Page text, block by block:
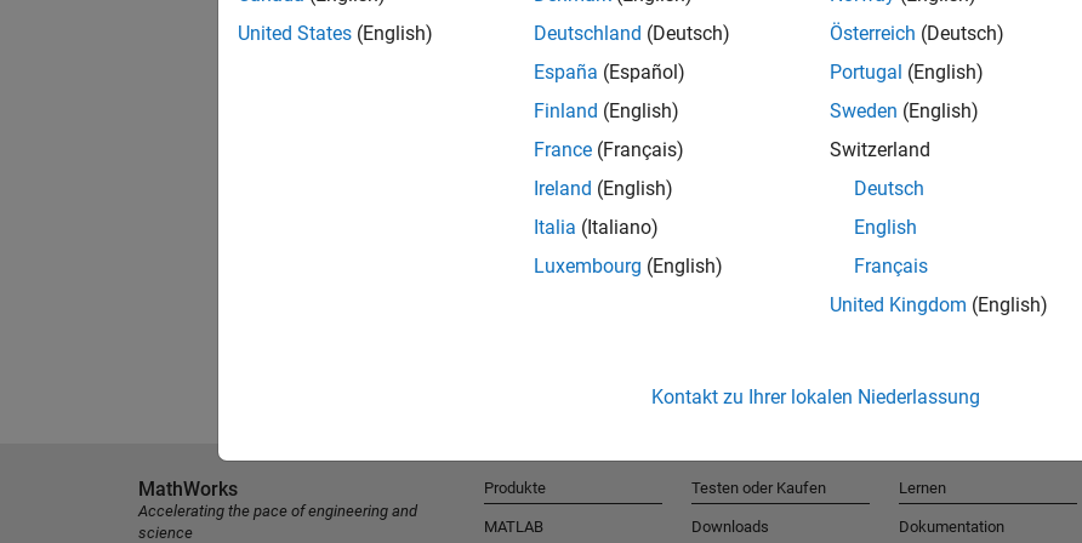
United States (English)
Deutschland (Deutsch)
España (Español)
Finland (English)
France (Français)
Ireland (English)
Italia (Italiano)
Luxembourg (English)
Österreich (Deutsch)
Portugal (English)
Sweden (English)
Switzerland
Deutsch
English
Français
United Kingdom (English)
Kontakt zu Ihrer lokalen Niederlassung
MathWorks
Accelerating the pace of engineering and
science
Produkte
MATLAB
Testen oder Kaufen
Downloads
Lernen
Dokumentation